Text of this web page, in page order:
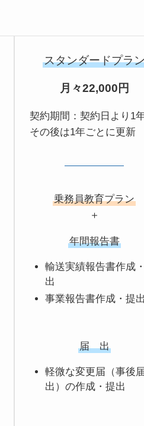
スタンダードプラ
月々22,000円
契約期間：契約日より1
その後は1年ごとに更新
乗務員教育プラン
＋
年間報告書
輸送実績報告書作成
出
事業報告書作成・提出
届 出
軽微な変更届（事後
出）の作成・提出